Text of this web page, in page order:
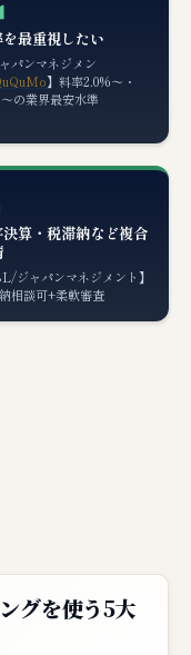
最重視したい
ャパンマネジメン
】料率2.0%〜・
の業界最安水準
算・税滞納など複合
ジャパンマネジメント】
相談可+柔軟審査
グを使う5大